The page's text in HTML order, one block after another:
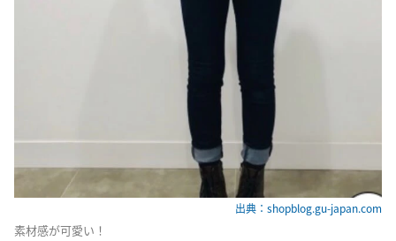
出典：shopblog.gu-japan.com
素材感が可愛い！